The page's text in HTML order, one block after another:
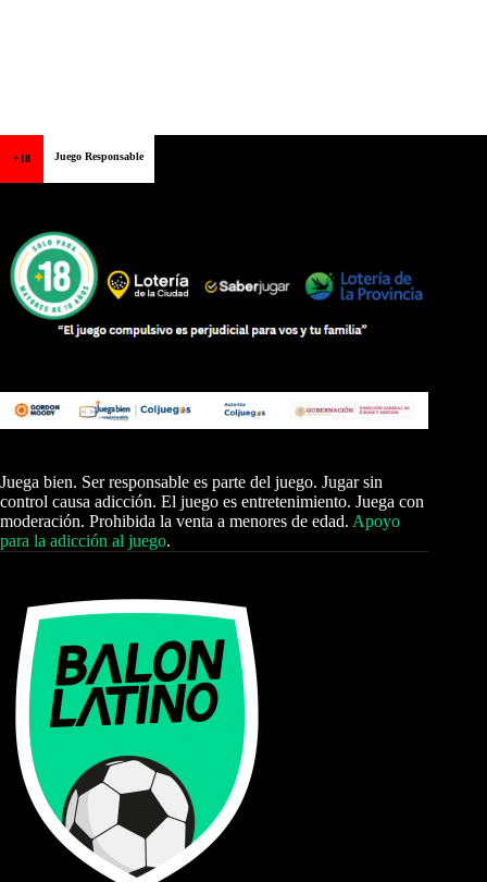
+18 Juego Responsable
Juega bien. Ser responsable es parte del juego. Jugar sin
control causa adicción. El juego es entretenimiento. Juega con
moderación. Prohibida la venta a menores de edad. Apoyo
para la adicción al juego.